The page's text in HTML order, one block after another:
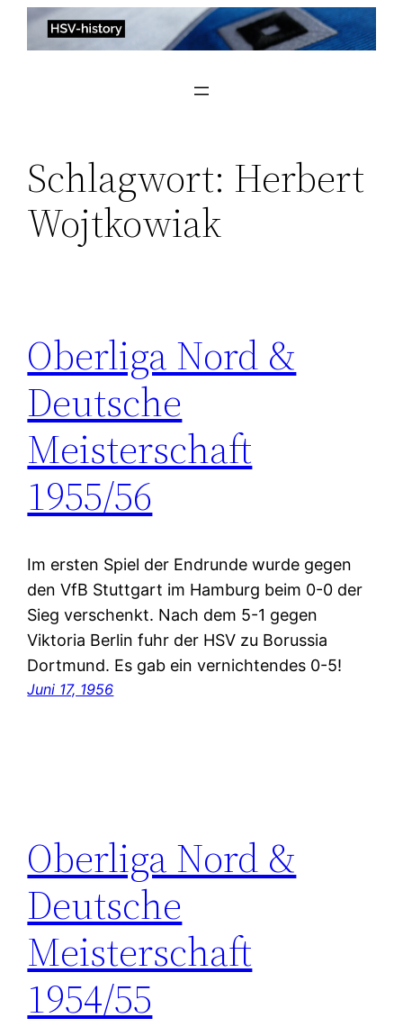
Zum
Inhalt
Schlagwort: Herbert
Wojtkowiak
Oberliga Nord &
Deutsche
Meisterschaft
1955/56
Im ersten Spiel der Endrunde wurde gegen
den VfB Stuttgart im Hamburg beim 0-0 der
Sieg verschenkt. Nach dem 5-1 gegen
Viktoria Berlin fuhr der HSV zu Borussia
Dortmund. Es gab ein vernichtendes 0-5!
Juni 17, 1956
Oberliga Nord &
Deutsche
Meisterschaft
1954/55